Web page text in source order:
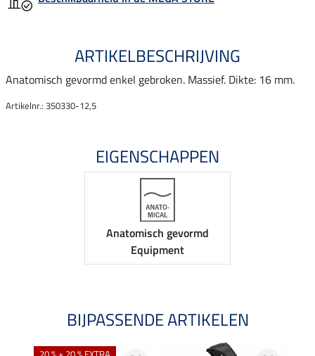
ARTIKELBESCHRIJVING
Anatomisch gevormd enkel gebroken. Massief. Dikte: 16 mm.
Artikelnr.: 350330-12,5
EIGENSCHAPPEN
Anatomisch gevormd
Equipment
BIJPASSENDE ARTIKELEN